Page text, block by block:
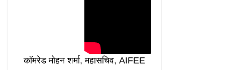
कॉमरेड मोहन शर्मा, महासचिव, AIFEE